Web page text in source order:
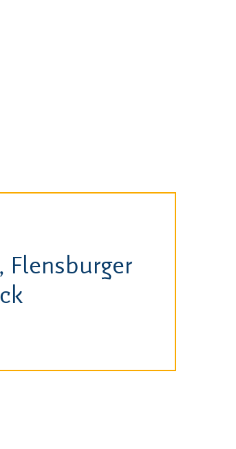
Flensburger